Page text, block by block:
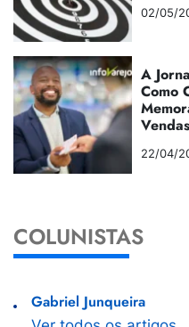
02/05/
A
Como
Vendas
22/04/
COLUNISTAS
Gabriel Junqueira